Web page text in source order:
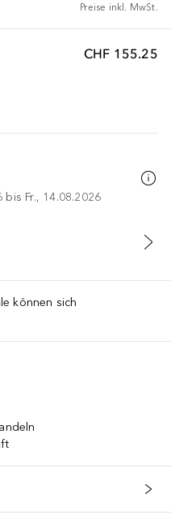
Preise inkl. MwSt.
CHF 155.25
bis Fr., 14.08.2026
können sich